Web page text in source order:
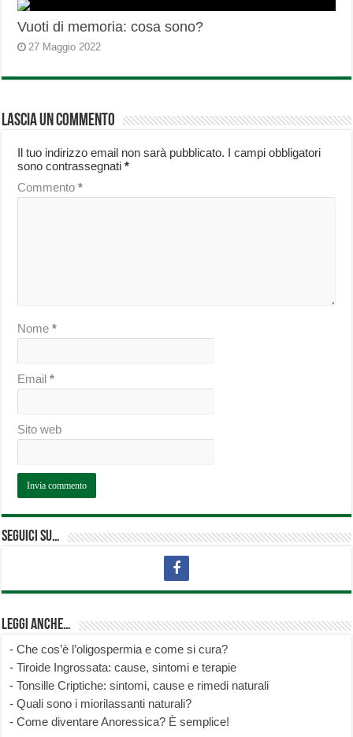
Vuoti di memoria: cosa sono?
27 Maggio 2022
Lascia un commento
Il tuo indirizzo email non sarà pubblicato. I campi obbligatori
sono contrassegnati*
Commento*
Nome*
Email*
Sito web
Seguici su…
Leggi anche…
-Che cos’è l’oligospermia e come si cura?
-Tiroide Ingrossata: cause, sintomi e terapie
-Tonsille Criptiche: sintomi, cause e rimedi naturali
-Quali sono i miorilassanti naturali?
-Come diventare Anoressica? È semplice!